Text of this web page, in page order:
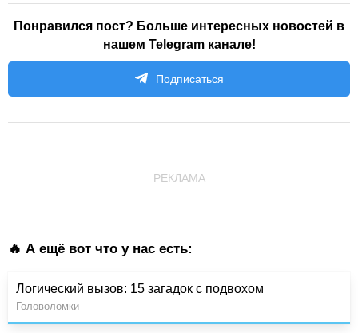
Понравился пост? Больше интересных новостей в
нашем Telegram канале!
Подписаться
РЕКЛАМА
🔥 А ещё вот что у нас есть:
Логический вызов: 15 загадок с подвохом
Головоломки